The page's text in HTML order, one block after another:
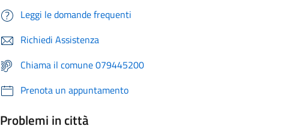
Leggi le domande frequenti
Richiedi Assistenza
Chiama il comune 079445200
Prenota un appuntamento
Problemi in città